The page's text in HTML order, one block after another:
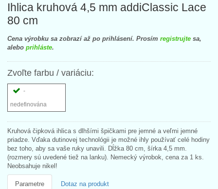
Ihlica kruhová 4,5 mm addiClassic Lace
80 cm
Cena výrobku sa zobrazí až po prihlásení. Prosím registrujte sa,
alebo prihláste.
Zvoľte farbu / variáciu:
-
nedefinována
Kruhová čipková ihlica s dlhšími špičkami pre jemné a veľmi jemné
priadze. Vďaka dutinovej technológii je možné ihly používať celé hodiny
bez toho, aby sa vaše ruky unavili. Dĺžka 80 cm, šírka 4,5 mm.
(rozmery sú uvedené tiež na lanku). Nemecký výrobok, cena za 1 ks.
Neobsahuje nikel!
Parametre Dotaz na produkt